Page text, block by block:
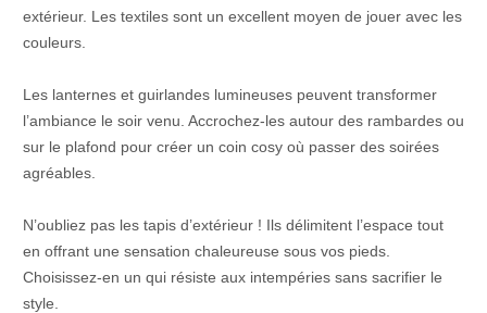
extérieur. Les textiles sont un excellent moyen de jouer avec les
couleurs.
Les lanternes et guirlandes lumineuses peuvent transformer
l’ambiance le soir venu. Accrochez-les autour des rambardes ou
sur le plafond pour créer un coin cosy où passer des soirées
agréables.
N’oubliez pas les tapis d’extérieur ! Ils délimitent l’espace tout
en offrant une sensation chaleureuse sous vos pieds.
Choisissez-en un qui résiste aux intempéries sans sacrifier le
style.